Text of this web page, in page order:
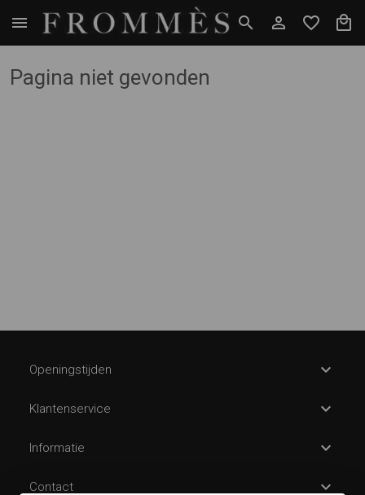
Pagina niet gevonden
Openingstijden
Klantenservice
Informatie
Contact